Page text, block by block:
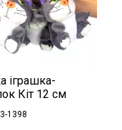
іграшка-
Кіт 12 см
1398